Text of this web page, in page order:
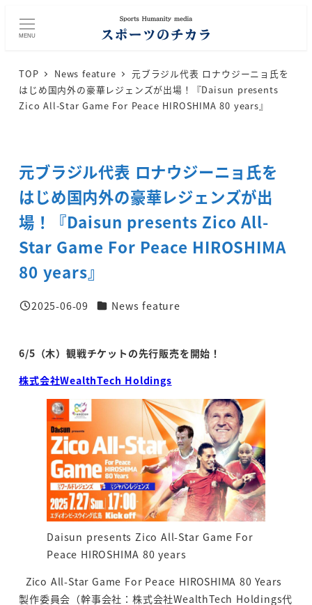
MENU
TOP News feature
元ブラジル代表 ロナウジーニョ氏を
はじめ国内外の豪華レジェンズが出場！『Daisun presents
Zico All-Star Game For Peace HIROSHIMA 80 years』
元ブラジル代表 ロナウジーニョ氏を
はじめ国内外の豪華レジェンズが出
場！『Daisun presents Zico All-
Star Game For Peace HIROSHIMA
80 years』
投稿日
2025-06-09 カテゴリー
News feature
6/5 （木）観戦チケットの先行販売を開始！
株式会社WealthTech Holdings
Daisun presents Zico All-Star Game For
Peace HIROSHIMA 80 years
Zico All-Star Game For Peace HIROSHIMA 80 Years
製作委員会（幹事会社：株式会社WealthTech Holdings代